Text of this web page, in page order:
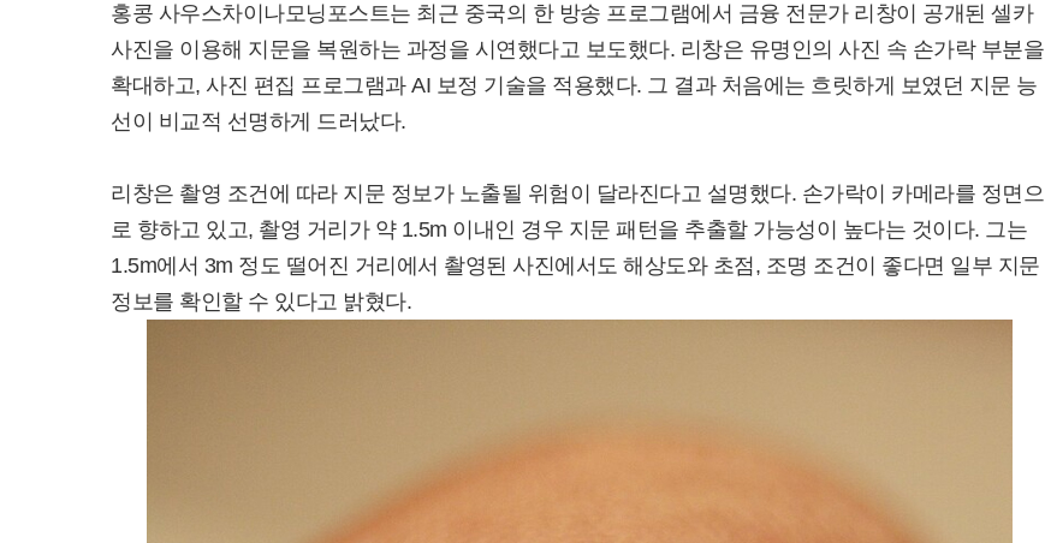
홍콩 사우스차이나모닝포스트는 최근 중국의 한 방송 프로그램에서 금융 전문가 리창이 공개된 셀카
사진을 이용해 지문을 복원하는 과정을 시연했다고 보도했다. 리창은 유명인의 사진 속 손가락 부분을
확대하고, 사진 편집 프로그램과 AI 보정 기술을 적용했다. 그 결과 처음에는 흐릿하게 보였던 지문 능
선이 비교적 선명하게 드러났다.
리창은 촬영 조건에 따라 지문 정보가 노출될 위험이 달라진다고 설명했다. 손가락이 카메라를 정면으
로 향하고 있고, 촬영 거리가 약 1.5m 이내인 경우 지문 패턴을 추출할 가능성이 높다는 것이다. 그는
1.5m에서 3m 정도 떨어진 거리에서 촬영된 사진에서도 해상도와 초점, 조명 조건이 좋다면 일부 지문
정보를 확인할 수 있다고 밝혔다.